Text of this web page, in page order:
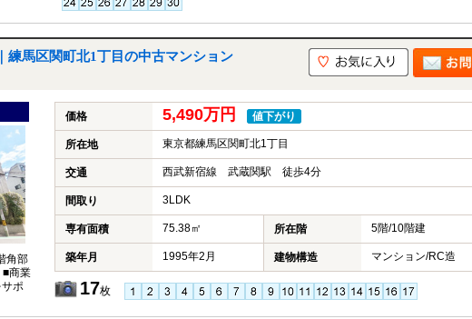
練馬区関町北1丁目の中古マンション
角部
■商業
ポ
価格 5,490万円 値下がり
所在地 東京都練馬区関町北1丁目
交通 西武新宿線 武蔵関駅 徒歩4分
間取り 3LDK
専有面積 75.38㎡ 所在階 5階/10階建
築年月 1995年2月 建物構造 マンション/RC造
17枚